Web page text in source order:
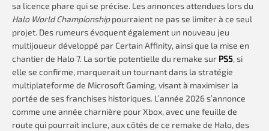
sa licence phare qui se précise. Les annonces attendues lors du
Halo World Championshippourraient ne pas se limiter à ce seul
projet. Des rumeurs évoquent également un nouveau jeu
multijoueur développé par Certain Affinity, ainsi que la mise en
chantier de Halo 7. La sortie potentielle du remake sur PS5, si
elle se confirme, marquerait un tournant dans la stratégie
multiplateforme de Microsoft Gaming, visant à maximiser la
portée de ses franchises historiques. L’année 2026 s’annonce
comme une année charnière pour Xbox, avec une feuille de
route qui pourrait inclure, aux côtés de ce remake de Halo, des